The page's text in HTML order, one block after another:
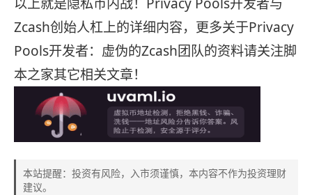
以上就是隐私币内战！Privacy Pools开发者与
Zcash创始人杠上的详细内容，更多关于Privacy
Pools开发者：虚伪的Zcash团队的资料请关注脚
本之家其它相关文章！
本站提醒：投资有风险，入市须谨慎，本内容不作为投资理财
建议。